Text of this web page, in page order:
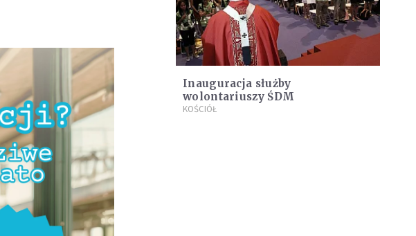
Inauguracja służby
wolontariuszy ŚDM
KOŚCIÓŁ